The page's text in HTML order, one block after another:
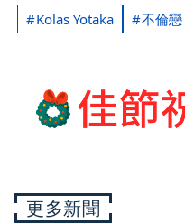
Kolas Yotaka 不倫戀
更多新聞